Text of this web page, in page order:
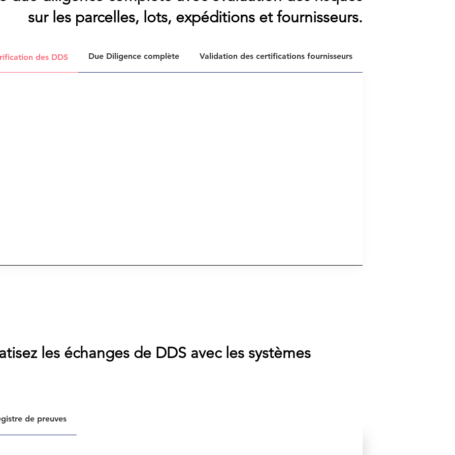
sur les parcelles, lots, expéditions et fournisseurs.
Validation des certifications fournisseurs
Due Diligence complète
des DDS
les échanges de DDS avec les systèmes
de preuves